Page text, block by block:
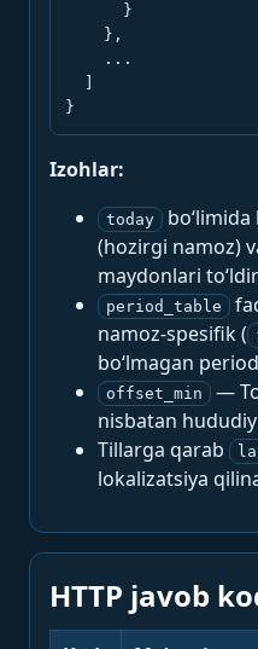
      }
    },
    ...
}
Izohlar:
today
(hozirgi namoz)
maydonlari
period_table
namoz-spesifik (
bo‘lmagan
offset_min
—
nisbatan
Tillarga qarab
lokalizatsiya
HTTP javob